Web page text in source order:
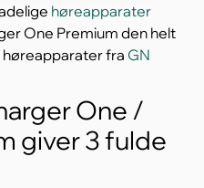
høreapparater
One Premium den helt
høreapparater fra GN
One /
giver 3 fulde